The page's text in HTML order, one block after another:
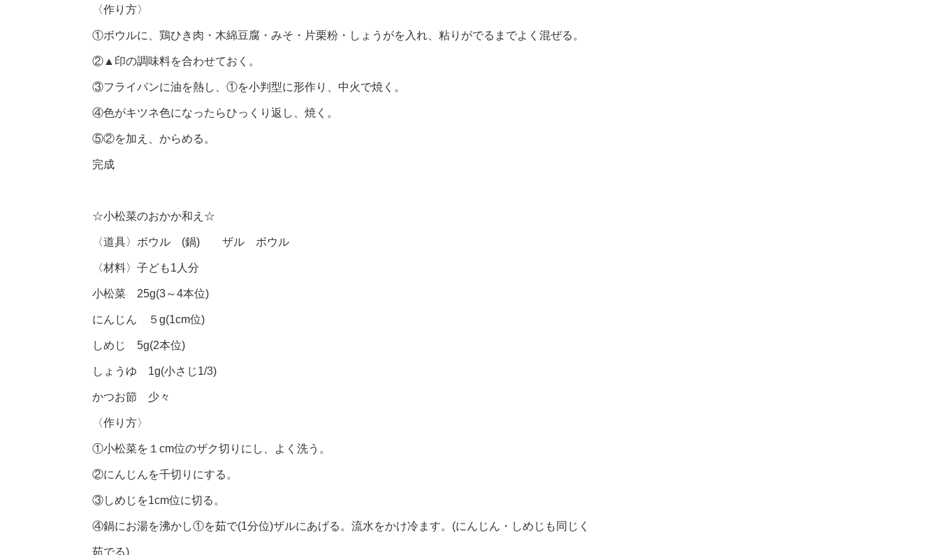
〈作り方〉
①ボウルに、鶏ひき肉・木綿豆腐・みそ・片栗粉・しょうがを入れ、粘りがでるまでよく混ぜる。
②▲印の調味料を合わせておく。
③フライパンに油を熱し、①を小判型に形作り、中火で焼く。
④色がキツネ色になったらひっくり返し、焼く。
⑤②を加え、からめる。
完成
☆小松菜のおかか和え☆
〈道具〉ボウル (鍋) ザル ボウル
〈材料〉子ども1人分
小松菜 25g(3～4本位)
にんじん ５g(1cm位)
しめじ 5g(2本位)
しょうゆ 1g(小さじ1/3)
かつお節 少々
〈作り方〉
①小松菜を１cm位のザク切りにし、よく洗う。
②にんじんを千切りにする。
③しめじを1cm位に切る。
④鍋にお湯を沸かし①を茹で(1分位)ザルにあげる。流水をかけ冷ます。(にんじん・しめじも同じく
茹でる)